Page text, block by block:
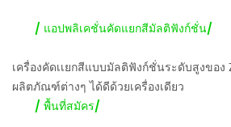
/ แอปพลิเคชั่นคัดแยกสีมัลติฟังก์ชั่น/
เครื่องคัดเเยกสีแบบมัลติฟังก์ชั่นระดับสูงของ
ผลิตภัณฑ์ต่างๆ ได้ดีด้วยเครื่องเดียว
/พื้นที่สมัคร/